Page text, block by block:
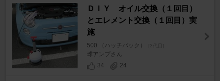
ＤＩＹ オイル交換（１回目）
とエレメント交換（１回目）実
施
500 （ハッチバック） [3代目]
球アンプさん
34
24